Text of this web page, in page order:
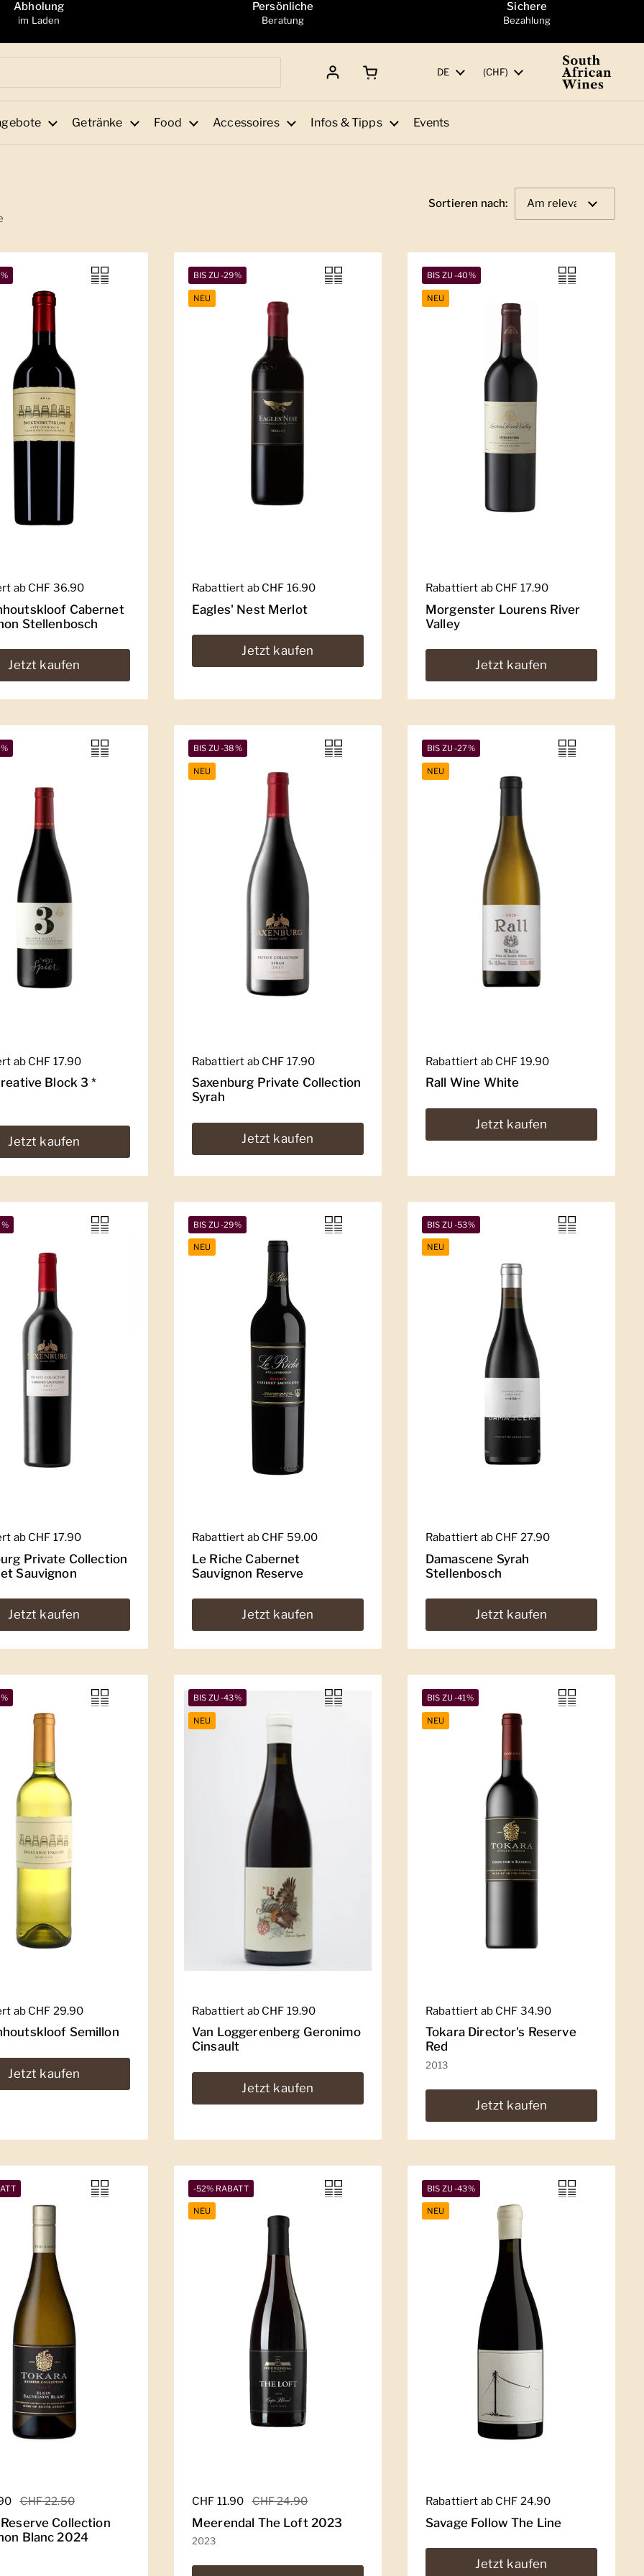
Abholung
im Laden
Persönliche
Beratung
Sichere
Bezahlung
Sprache
DE Land/Region
(CHF)
Getränke Food Accessoires Infos & Tipps Events
Sortieren nach:
Preis
ab CHF 36.90
Cabernet
Stellenbosch
Jetzt kaufen
Regulärer Preis
Rabattiert ab CHF 16.90
Eagles' Nest Merlot
Jetzt kaufen
BIS ZU -29%
NEU
Regulärer Preis
Rabattiert ab CHF 17.90
Morgenster Lourens River
Valley
Jetzt kaufen
BIS ZU -40%
NEU
Preis
ab CHF 17.90
Block 3 *
Jetzt kaufen
Regulärer Preis
Rabattiert ab CHF 17.90
Saxenburg Private Collection
Syrah
Jetzt kaufen
BIS ZU -38%
NEU
Regulärer Preis
Rabattiert ab CHF 19.90
Rall Wine White
Jetzt kaufen
BIS ZU -27%
NEU
Preis
ab CHF 17.90
Private Collection
Sauvignon
Jetzt kaufen
Regulärer Preis
Rabattiert ab CHF 59.00
Le Riche Cabernet
Sauvignon Reserve
Jetzt kaufen
BIS ZU -29%
NEU
Regulärer Preis
Rabattiert ab CHF 27.90
Damascene Syrah
Stellenbosch
Jetzt kaufen
BIS ZU -53%
NEU
Preis
ab CHF 29.90
Semillon
Jetzt kaufen
Regulärer Preis
Rabattiert ab CHF 19.90
Van Loggerenberg Geronimo
Cinsault
Jetzt kaufen
BIS ZU -43%
NEU
Regulärer Preis
Rabattiert ab CHF 34.90
Tokara Director's Reserve
Red
2013
Jetzt kaufen
BIS ZU -41%
NEU
Preis
Sale-Preis
CHF 22.50
Collection
Blanc 2024
Regulärer Preis
CHF 11.90 Sale-Preis
CHF 24.90
Meerendal The Loft 2023
2023
-52% RABATT
NEU
Regulärer Preis
Rabattiert ab CHF 24.90
Savage Follow The Line
Jetzt kaufen
BIS ZU -43%
NEU